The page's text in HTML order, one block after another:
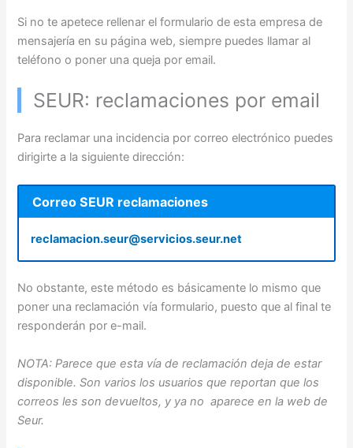
Si no te apetece rellenar el formulario de esta empresa de
mensajería en su página web, siempre puedes llamar al
teléfono o poner una queja por email.
SEUR: reclamaciones por email
Para reclamar una incidencia por correo electrónico puedes
dirigirte a la siguiente dirección:
Correo SEUR reclamaciones
reclamacion.seur@servicios.seur.net
No obstante, este método es básicamente lo mismo que
poner una reclamación vía formulario, puesto que al final te
responderán por e-mail.
NOTA: Parece que esta vía de reclamación deja de estar
disponible. Son varios los usuarios que reportan que los
correos les son devueltos, y ya no aparece en la web de
Seur.